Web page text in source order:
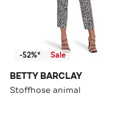
-52%* Sale
BETTY BARCLAY
Stoffhose animal